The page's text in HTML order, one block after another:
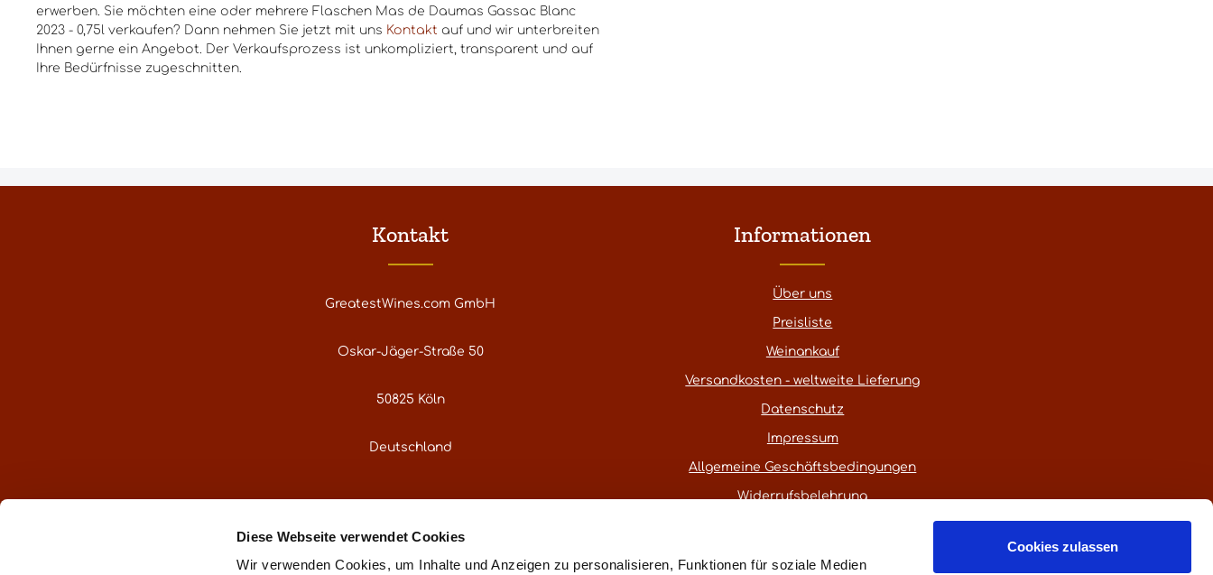
Diese Webseite verwendet Cookies
Wir verwenden Cookies, um Inhalte und Anzeigen zu personalisieren, Funktionen für soziale Medien
Cookies zulassen
erwerben. Sie möchten eine oder mehrere Flaschen Mas de Daumas Gassac Blanc
2023 - 0,75l verkaufen? Dann nehmen Sie jetzt mit uns Kontakt auf und wir unterbreiten
Ihnen gerne ein Angebot. Der Verkaufsprozess ist unkompliziert, transparent und auf
Ihre Bedürfnisse zugeschnitten.
Kontakt
GreatestWines.com GmbH
Oskar-Jäger-Straße 50
50825 Köln
Deutschland
Oder über unser Kontaktformular.
Informationen
Über uns
Preisliste
Weinankauf
Versandkosten - weltweite Lieferung
Datenschutz
Impressum
Allgemeine Geschäftsbedingungen
Widerrufsbelehrung